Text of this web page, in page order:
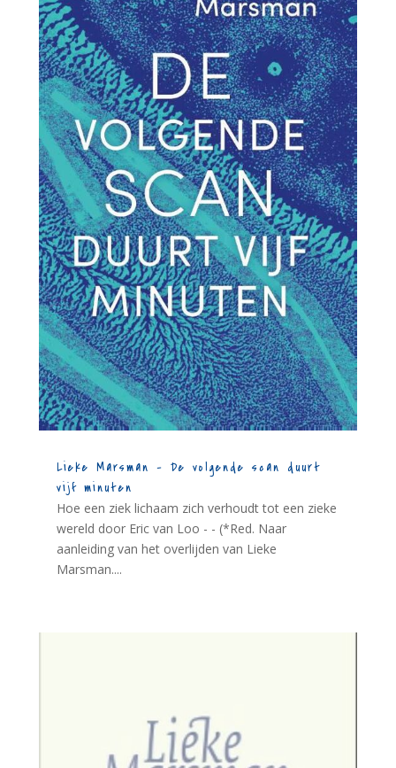
Lieke Marsman – De volgende scan duurt
vijf minuten
Hoe een ziek lichaam zich verhoudt tot een zieke
wereld door Eric van Loo - - (*Red. Naar
aanleiding van het overlijden van Lieke
Marsman....